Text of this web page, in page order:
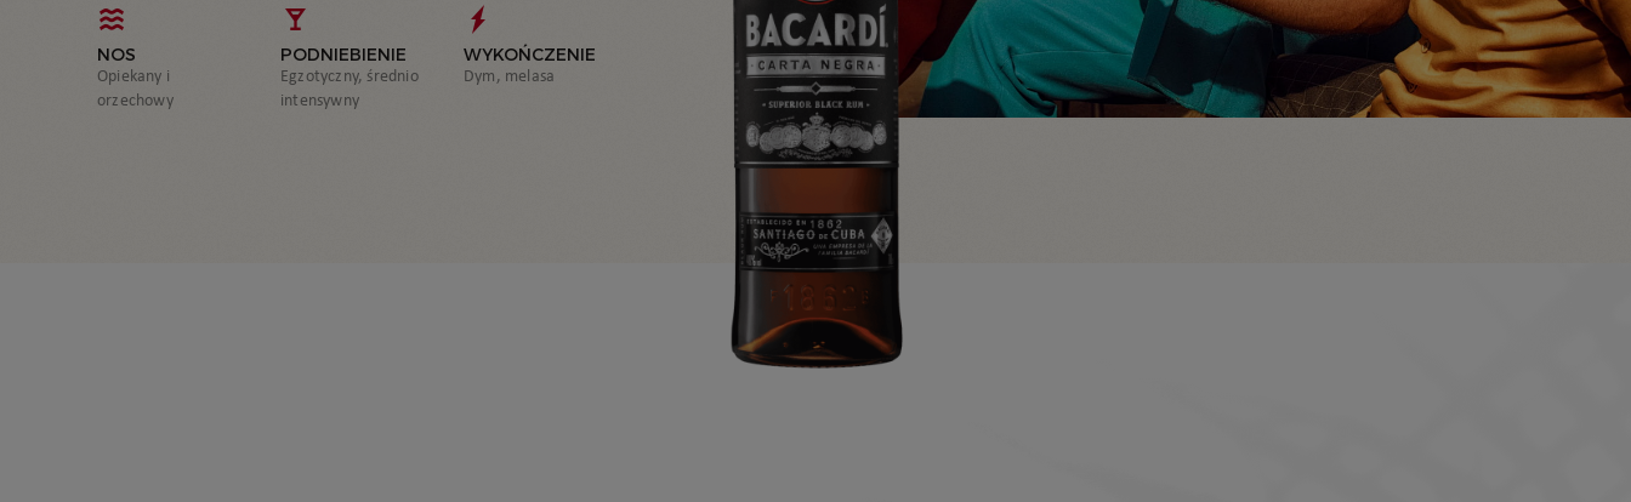
NOS
Opiekany i
orzechowy
PODNIEBIENIE
Egzotyczny, średnio
intensywny
WYKOŃCZENIE
Dym, melasa